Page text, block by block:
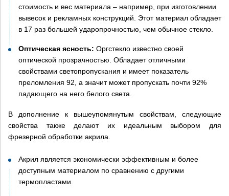
стоимость и вес материала – например, при изготовлении
вывесок и рекламных конструкций. Этот материал обладает
в 17 раз большей ударопрочностью, чем обычное стекло.
Оптическая ясность: Оргстекло известно своей
оптической прозрачностью. Обладает отличными
свойствами светопропускания и имеет показатель
преломления 92, а значит может пропускать почти 92%
падающего на него белого света.
В дополнение к вышеупомянутым свойствам, следующие
свойства также делают их идеальным выбором для
фрезерной обработки акрила.
Акрил является экономически эффективным и более
доступным материалом по сравнению с другими
термопластами.
×